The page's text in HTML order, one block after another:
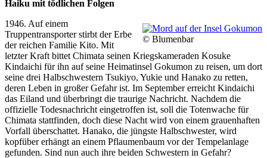
Haiku mit tödlichen Folgen
© Blumenbar
1946. Auf einem
Truppentransporter stirbt der Erbe
der reichen Familie Kito. Mit
letzter Kraft bittet Chimata seinen Kriegskameraden Kosuke
Kindaichi für ihn auf seine Heimatinsel Gokumon zu reisen, um dort
seine drei Halbschwestern Tsukiyo, Yukie und Hanako zu retten,
deren Leben in großer Gefahr ist. Im September erreicht Kindaichi
das Eiland und überbringt die traurige Nachricht. Nachdem die
offizielle Todesnachricht eingetroffen ist, soll die Totenwache für
Chimata stattfinden, doch diese Nacht wird von einem grauenhaften
Vorfall überschattet. Hanako, die jüngste Halbschwester, wird
kopfüber erhängt an einem Pflaumenbaum vor der Tempelanlage
gefunden. Sind nun auch ihre beiden Schwestern in Gefahr?